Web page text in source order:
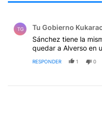
TG Tu Gobierno
Sánchez tiene la
quedar a Alverso en
RESPONDER 1 0